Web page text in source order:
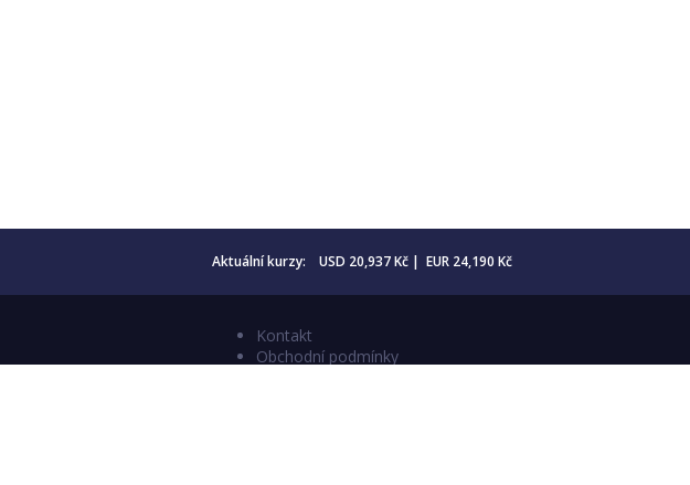
Aktuální kurzy: USD 20,937 Kč | EUR 24,190 Kč
Kontakt
Obchodní podmínky